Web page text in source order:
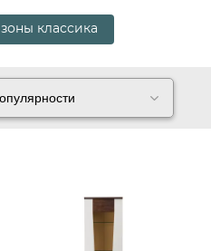
классика